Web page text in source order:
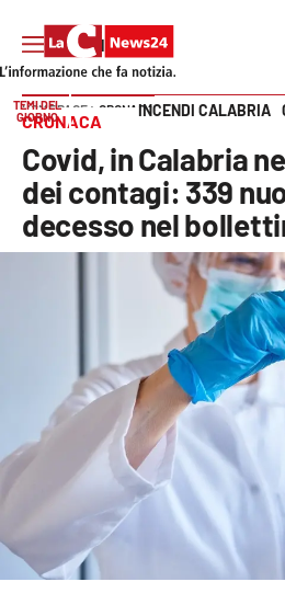
SEZIONI
Cronaca
Economia e lavoro
Italia Mondo
Sport
Vai
TEMI DEL
GIORNO
INCENDI CALABRIA
HOME PAGE CRONACA
CRONACA
Covid, in Calabria
dei contagi: 339
decesso nel